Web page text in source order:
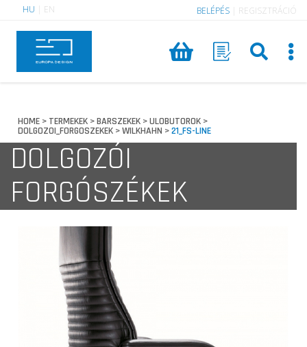
HU EN BELÉPÉS REGISZTRÁCIÓ
HOME > TERMEKEK >BARSZEKEK >ULOBUTOROK >
DOLGOZOI_FORGOSZEKEK >WILKHAHN >21_FS-LINE
DOLGOZÓI
FORGÓSZÉKEK